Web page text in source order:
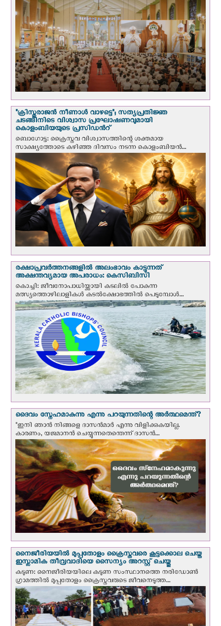
"ക്രിസ്തുരാജന്‍ നീണാള്‍ വാഴട്ടെ"; സത്യപ്രതിജ്ഞ
ചടങ്ങിനിടെ വിശ്വാസ പ്രഘോഷണവുമായി
കൊളംബിയയുടെ പ്രസിഡന്‍റ്
ബൊഗോട്ട: ക്രൈസ്തവ വിശ്വാസത്തിന്റെ ശക്തമായ
സാക്ഷ്യത്തോടെ കഴിഞ്ഞ ദിവസം നടന്ന കൊളംബിയന്‍...
രക്ഷാപ്രവര്‍ത്തനങ്ങളില്‍ അലംഭാവം കാട്ടുന്നത്
അക്ഷന്തവ്യമായ അപരാധം: കെസിബിസി
കൊച്ചി: ജീവനോപാധിയ്ക്കായി കടലില്‍ പോകുന്ന
മത്സ്യത്തൊഴിലാളികള്‍ കടല്‍ക്ഷോഭത്തില്‍ പെടുമ്പോള്‍...
ദൈവം സ്നേഹമാകുന്നു എന്നു പറയുന്നതിന്റെ അർത്ഥമെന്ത്?
"ഇനി ഞാന്‍ നിങ്ങളെ ദാസന്‍മാര്‍ എന്നു വിളിക്കുകയില്ല.
കാരണം, യജമാനന്‍ ചെയ്യുന്നതെന്തെന്ന് ദാസന്‍...
നൈജീരിയയില്‍ മുപ്പതോളം ക്രൈസ്തവരെ കൂട്ടക്കൊല ചെയ്ത
ഇസ്ലാമിക തീവ്രവാദിയെ സൈന്യം അറസ്റ്റ് ചെയ്തു
കടുണ: നൈജീരിയയിലെ കടുണ സംസ്ഥാനത്തെ നരിഡോൺ
ഗ്രാമത്തിൽ മുപ്പതോളം ക്രൈസ്തവരുടെ ജീവനെടുത്ത...